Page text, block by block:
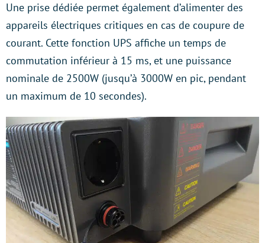
Une prise dédiée permet également d’alimenter des
appareils électriques critiques en cas de coupure de
courant. Cette fonction UPS affiche un temps de
commutation inférieur à 15 ms, et une puissance
nominale de 2500W (jusqu’à 3000W en pic, pendant
un maximum de 10 secondes).